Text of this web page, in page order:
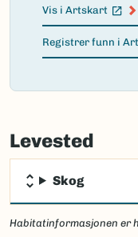
Vis i Artskart
(Ekstern lenke)
Registrer funn i
(Ekstern lenke)
Failed
load
Levested
Skog
Habitatinformasjonen er